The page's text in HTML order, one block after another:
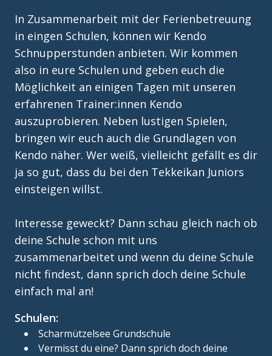
In Zusammenarbeit mit der Ferienbetreuung
in eingen Schulen, können wir Kendo
Schnupperstunden anbieten. Wir kommen
also in eure Schulen und geben euch die
Möglichkeit an einigen Tagen mit unseren
erfahrenen Trainer:innen Kendo
auszuprobieren. Neben lustigen Spielen,
bringen wir euch auch die Grundlagen von
Kendo näher. Wer weiß, vielleicht gefällt es dir
ja so gut, dass du bei den Tekkeikan Juniors
einsteigen willst.
Interesse geweckt? Dann schau gleich nach ob
deine Schule schon mit uns
zusammenarbeitet und wenn du deine Schule
nicht findest, dann sprich doch deine Schule
einfach mal an!
Schulen:
Scharmützelsee Grundschule
Vermisst du eine? Dann sprich doch deine